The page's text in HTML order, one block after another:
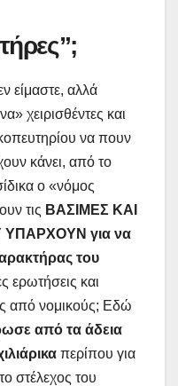
είμαστε, αλλά
χειρισθέντες και
να πουν
κάνει, από το
ο «νόμος
τις ΒΑΣΙΜΕΣ ΚΑΙ
ΥΠΑΡΧΟΥΝ για να
του
ερωτήσεις και
από νομικούς; Εδώ
από τα άδεια
περίπου για
στέλεχος του